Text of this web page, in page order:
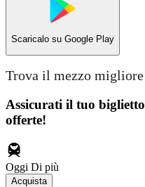
Scaricalo su Google Play
Trova il mezzo
Assicurati il ​​tuo
offerte!
Oggi Di più
Acquista